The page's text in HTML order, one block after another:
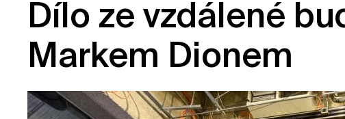
Novinky
Pro média
Pronájem prostor
Volné pozice
Dílo ze vzdálené
Markem Dionem